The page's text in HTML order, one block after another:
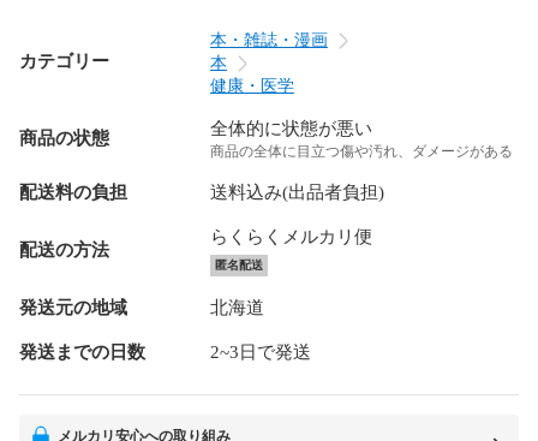
カテゴリー
本・雑誌・漫画
本
健康・医学
商品の状態 全体的に状態が悪い
商品の全体に目立つ傷や汚れ、ダメージがある
配送料の負担 送料込み(出品者負担)
配送の方法
らくらくメルカリ便
匿名配送
発送元の地域 北海道
発送までの日数 2~3日で発送
メルカリ安心への取り組み